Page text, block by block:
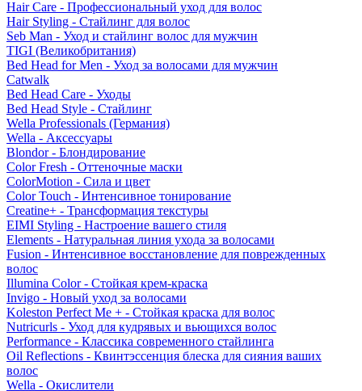
Hair Care - Профессиональный уход для волос
Hair Styling - Стайлинг для волос
Seb Man - Уход и стайлинг волос для мужчин
TIGI (Великобритания)
Bed Head for Men - Уход за волосами для мужчин
Catwalk
Bed Head Care - Уходы
Bed Head Style - Стайлинг
Wella Professionals (Германия)
Wella - Аксессуары
Blondor - Блондирование
Color Fresh - Оттеночные маски
ColorMotion - Сила и цвет
Color Touch - Интенсивное тонирование
Creatine+ - Трансформация текстуры
EIMI Styling - Настроение вашего стиля
Elements - Натуральная линия ухода за волосами
Fusion - Интенсивное восстановление для поврежденных
волос
Illumina Color - Стойкая крем-краска
Invigo - Новый уход за волосами
Koleston Perfect Me + - Стойкая краска для волос
Nutricurls - Уход для кудрявых и вьющихся волос
Performance - Классика современного стайлинга
Oil Reflections - Квинтэссенция блеска для сияния ваших
волос
Wella - Окислители